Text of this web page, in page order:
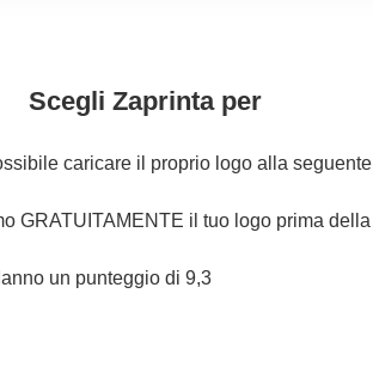
Scegli Zaprinta per
caricare il proprio logo alla seguente
GRATUITAMENTE il tuo logo prima della
un punteggio di 9,3